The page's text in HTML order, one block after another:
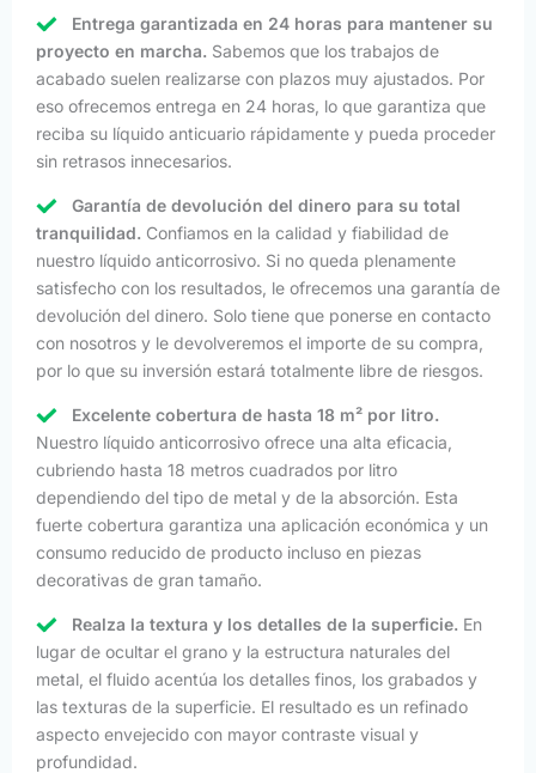
Entrega garantizada en 24 horas para mantener su
proyecto en marcha. Sabemos que los trabajos de
acabado suelen realizarse con plazos muy ajustados. Por
eso ofrecemos entrega en 24 horas, lo que garantiza que
reciba su líquido anticuario rápidamente y pueda proceder
sin retrasos innecesarios.
Garantía de devolución del dinero para su total
tranquilidad. Confiamos en la calidad y fiabilidad de
nuestro líquido anticorrosivo. Si no queda plenamente
satisfecho con los resultados, le ofrecemos una garantía de
devolución del dinero. Solo tiene que ponerse en contacto
con nosotros y le devolveremos el importe de su compra,
por lo que su inversión estará totalmente libre de riesgos.
Excelente cobertura de hasta 18 m² por litro.
Nuestro líquido anticorrosivo ofrece una alta eficacia,
cubriendo hasta 18 metros cuadrados por litro
dependiendo del tipo de metal y de la absorción. Esta
fuerte cobertura garantiza una aplicación económica y un
consumo reducido de producto incluso en piezas
decorativas de gran tamaño.
Realza la textura y los detalles de la superficie. En
lugar de ocultar el grano y la estructura naturales del
metal, el fluido acentúa los detalles finos, los grabados y
las texturas de la superficie. El resultado es un refinado
aspecto envejecido con mayor contraste visual y
profundidad.